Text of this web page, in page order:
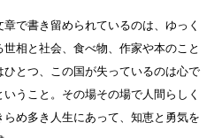
で書き留められているのは、ゆっく
相と社会、食べ物、作家や本のこと
とつ、この国が失っているのは心で
うこと。その場その場で人間らしく
め多き人生にあって、知恵と勇気を